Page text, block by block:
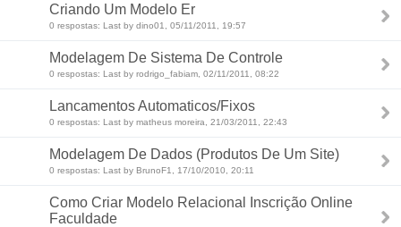
Criando Um Modelo Er
0 respostas: Last by dino01, 05/11/2011, 19:57
Modelagem De Sistema De Controle
0 respostas: Last by rodrigo_fabiam, 02/11/2011, 08:22
Lancamentos Automaticos/Fixos
0 respostas: Last by matheus moreira, 21/03/2011, 22:43
Modelagem De Dados (Produtos De Um Site)
0 respostas: Last by BrunoF1, 17/10/2010, 20:11
Como Criar Modelo Relacional Inscrição Online
Faculdade